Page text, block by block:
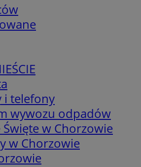
i telefony
wywozu odpadów
Święte w Chorzowie
w Chorzowie